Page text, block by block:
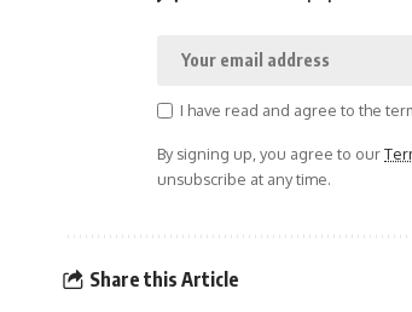
I have read and agree to the
By signing up, you agree to our
unsubscribe at any time.
Share this Article